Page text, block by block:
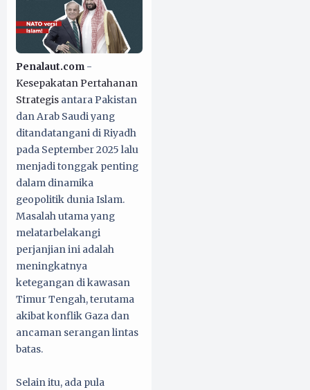
Penalaut.com -
Kesepakatan Pertahanan
Strategis antara Pakistan
dan Arab Saudi yang
ditandatangani di Riyadh
pada September 2025 lalu
menjadi tonggak penting
dalam dinamika
geopolitik dunia Islam.
Masalah utama yang
melatarbelakangi
perjanjian ini adalah
meningkatnya
ketegangan di kawasan
Timur Tengah, terutama
akibat konflik Gaza dan
ancaman serangan lintas
batas.
Selain itu, ada pula